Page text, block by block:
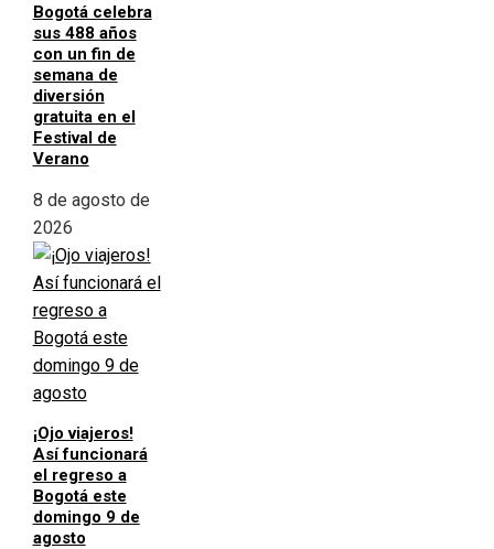
Bogotá celebra
sus 488 años
con un fin de
semana de
diversión
gratuita en el
Festival de
Verano
8 de agosto de
2026
¡Ojo viajeros!
Así funcionará
el regreso a
Bogotá este
domingo 9 de
agosto